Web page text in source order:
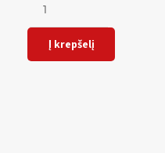
Į krepšelį